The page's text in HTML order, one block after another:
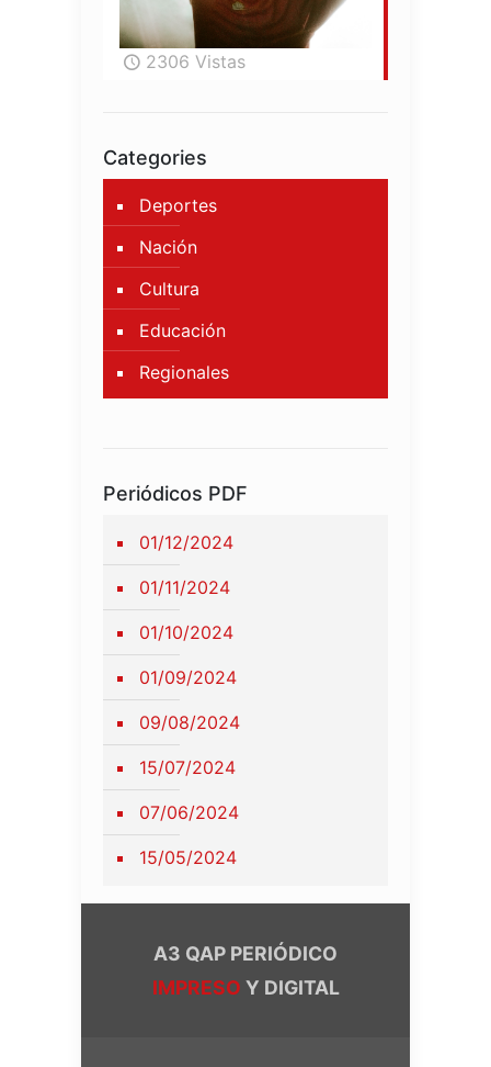
2306 Vistas
Categories
Deportes
Nación
Cultura
Educación
Regionales
Periódicos PDF
01/12/2024
01/11/2024
01/10/2024
01/09/2024
09/08/2024
15/07/2024
07/06/2024
15/05/2024
A3 QAP PERIÓDICO
IMPRESO Y DIGITAL